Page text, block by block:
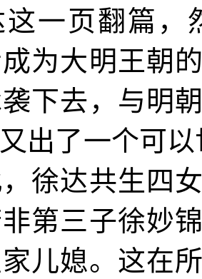
这一页翻篇
为大明王朝
下去，与明
出了一个可
徐达共生四
第三子徐妙
儿媳。这在